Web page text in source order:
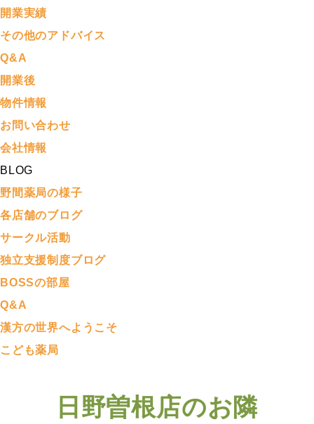
開業実績
その他のアドバイス
Q&A
開業後
物件情報
お問い合わせ
会社情報
BLOG
野間薬局の様子
各店舗のブログ
サークル活動
独立支援制度ブログ
BOSSの部屋
Q&A
漢方の世界へようこそ
こども薬局
日野曽根店のお隣